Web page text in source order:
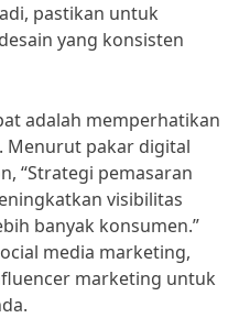
pastikan untuk
yang konsisten
adalah memperhatikan
Menurut pakar digital
“Strategi pemasaran
visibilitas
banyak konsumen.”
media marketing,
marketing untuk